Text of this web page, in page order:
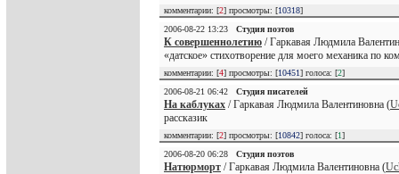
комментарии: [2] просмотры: [10318]
2006-08-22 13:23
Студия поэтов
К совершеннолетию / Гаркавая Людмила
«датское» стихотворение для моего механика по
комментарии: [4] просмотры: [10451] голоса: [2]
2006-08-21 06:42
Студия писателей
На каблуках / Гаркавая Людмила Валентиновна (
рассказик
комментарии: [2] просмотры: [10842] голоса: [1]
2006-08-20 06:28
Студия поэтов
Натюрморт / Гаркавая Людмила Валентиновна (